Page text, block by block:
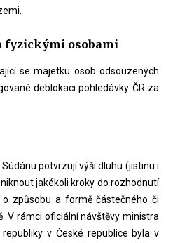
fyzickými osobami
se majetku osob odsouzených
deblokaci pohledávky ČR za
potvrzují výši dluhu (jistinu i
jakékoli kroky do rozhodnutí
způsobu a formě částečného či
V rámci oficiální návštěvy ministra
v České republice byla v